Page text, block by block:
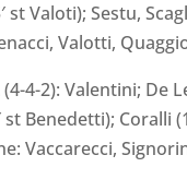
st Valoti); Sestu,
Valotti,
(4-4-2): Valentini; De
st Benedetti); Coralli
Vaccarecci,